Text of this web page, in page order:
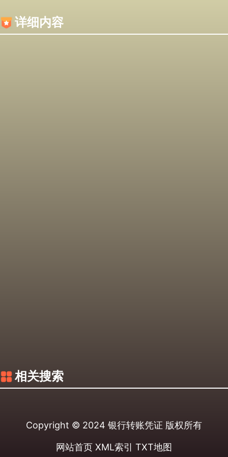
详细内容
相关搜索
Copyright © 2024 银行转账凭证 版权所有
网站首页 XML索引 TXT地图